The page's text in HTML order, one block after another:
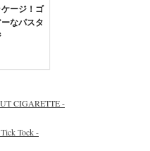
ージ！ゴ
なパスタ
CIGARETTE -
Tock -